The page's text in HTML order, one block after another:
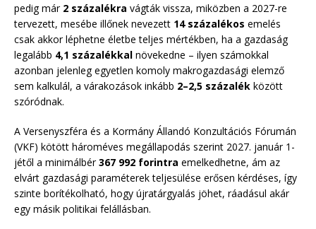
pedig már 2 százalékra vágták vissza, miközben a 2027-re
tervezett, mesébe illőnek nevezett 14 százalékos emelés
csak akkor léphetne életbe teljes mértékben, ha a gazdaság
legalább 4,1 százalékkal növekedne – ilyen számokkal
azonban jelenleg egyetlen komoly makrogazdasági elemző
sem kalkulál, a várakozások inkább 2–2,5 százalék között
szóródnak.
A Versenyszféra és a Kormány Állandó Konzultációs Fórumán
(VKF) kötött hároméves megállapodás szerint 2027. január 1-
jétől a minimálbér367 992 forintra emelkedhetne, ám az
elvárt gazdasági paraméterek teljesülése erősen kérdéses, így
szinte borítékolható, hogy újratárgyalás jöhet, ráadásul akár
egy másik politikai felállásban.